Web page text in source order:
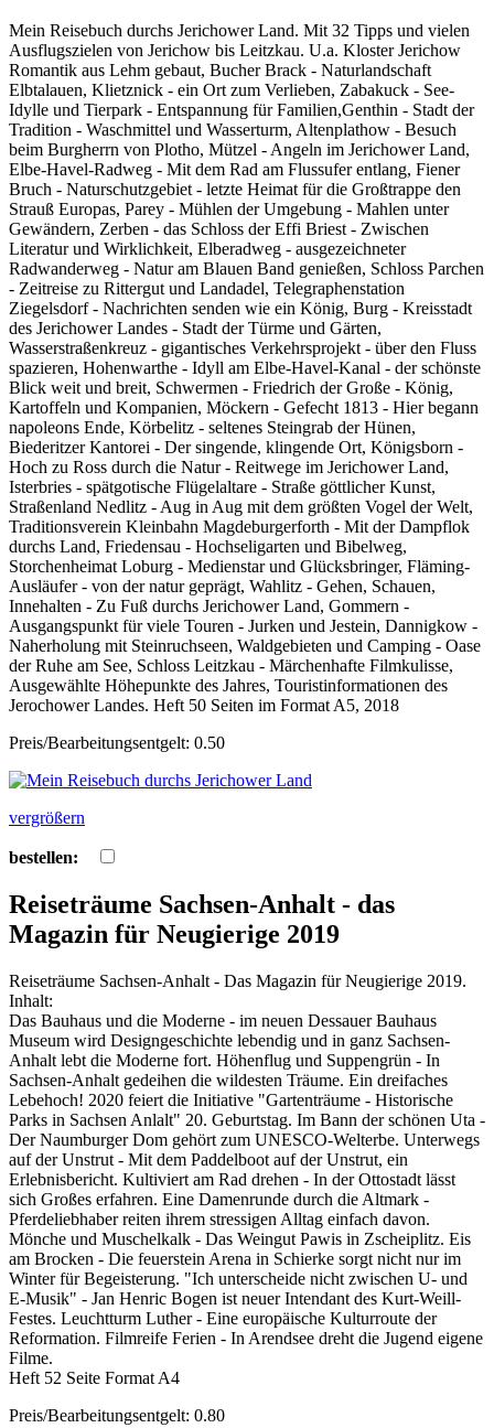
Mein Reisebuch durchs Jerichower Land. Mit 32 Tipps und vielen
Ausflugszielen von Jerichow bis Leitzkau. U.a. Kloster Jerichow
Romantik aus Lehm gebaut, Bucher Brack - Naturlandschaft
Elbtalauen, Klietznick - ein Ort zum Verlieben, Zabakuck - See-
Idylle und Tierpark - Entspannung für Familien,Genthin - Stadt der
Tradition - Waschmittel und Wasserturm, Altenplathow - Besuch
beim Burgherrn von Plotho, Mützel - Angeln im Jerichower Land,
Elbe-Havel-Radweg - Mit dem Rad am Flussufer entlang, Fiener
Bruch - Naturschutzgebiet - letzte Heimat für die Großtrappe den
Strauß Europas, Parey - Mühlen der Umgebung - Mahlen unter
Gewändern, Zerben - das Schloss der Effi Briest - Zwischen
Literatur und Wirklichkeit, Elberadweg - ausgezeichneter
Radwanderweg - Natur am Blauen Band genießen, Schloss Parchen
- Zeitreise zu Rittergut und Landadel, Telegraphenstation
Ziegelsdorf - Nachrichten senden wie ein König, Burg - Kreisstadt
des Jerichower Landes - Stadt der Türme und Gärten,
Wasserstraßenkreuz - gigantisches Verkehrsprojekt - über den Fluss
spazieren, Hohenwarthe - Idyll am Elbe-Havel-Kanal - der schönste
Blick weit und breit, Schwermen - Friedrich der Große - König,
Kartoffeln und Kompanien, Möckern - Gefecht 1813 - Hier begann
napoleons Ende, Körbelitz - seltenes Steingrab der Hünen,
Biederitzer Kantorei - Der singende, klingende Ort, Königsborn -
Hoch zu Ross durch die Natur - Reitwege im Jerichower Land,
Isterbries - spätgotische Flügelaltare - Straße göttlicher Kunst,
Straßenland Nedlitz - Aug in Aug mit dem größten Vogel der Welt,
Traditionsverein Kleinbahn Magdeburgerforth - Mit der Dampflok
durchs Land, Friedensau - Hochseligarten und Bibelweg,
Storchenheimat Loburg - Medienstar und Glücksbringer, Fläming-
Ausläufer - von der natur geprägt, Wahlitz - Gehen, Schauen,
Innehalten - Zu Fuß durchs Jerichower Land, Gommern -
Ausgangspunkt für viele Touren - Jurken und Jestein, Dannigkow -
Naherholung mit Steinruchseen, Waldgebieten und Camping - Oase
der Ruhe am See, Schloss Leitzkau - Märchenhafte Filmkulisse,
Ausgewählte Höhepunkte des Jahres, Touristinformationen des
Jerochower Landes. Heft 50 Seiten im Format A5, 2018
Preis/Bearbeitungsentgelt: 0.50
vergrößern
bestellen:
Reiseträume Sachsen-Anhalt - das
Magazin für Neugierige 2019
Reiseträume Sachsen-Anhalt - Das Magazin für Neugierige 2019.
Inhalt:
Das Bauhaus und die Moderne - im neuen Dessauer Bauhaus
Museum wird Designgeschichte lebendig und in ganz Sachsen-
Anhalt lebt die Moderne fort. Höhenflug und Suppengrün - In
Sachsen-Anhalt gedeihen die wildesten Träume. Ein dreifaches
Lebehoch! 2020 feiert die Initiative "Gartenträume - Historische
Parks in Sachsen Anlalt" 20. Geburtstag. Im Bann der schönen Uta -
Der Naumburger Dom gehört zum UNESCO-Welterbe. Unterwegs
auf der Unstrut - Mit dem Paddelboot auf der Unstrut, ein
Erlebnisbericht. Kultiviert am Rad drehen - In der Ottostadt lässt
sich Großes erfahren. Eine Damenrunde durch die Altmark -
Pferdeliebhaber reiten ihrem stressigen Alltag einfach davon.
Mönche und Muschelkalk - Das Weingut Pawis in Zscheiplitz. Eis
am Brocken - Die feuerstein Arena in Schierke sorgt nicht nur im
Winter für Begeisterung. "Ich unterscheide nicht zwischen U- und
E-Musik" - Jan Henric Bogen ist neuer Intendant des Kurt-Weill-
Festes. Leuchtturm Luther - Eine europäische Kulturroute der
Reformation. Filmreife Ferien - In Arendsee dreht die Jugend eigene
Filme.
Heft 52 Seite Format A4
Preis/Bearbeitungsentgelt: 0.80